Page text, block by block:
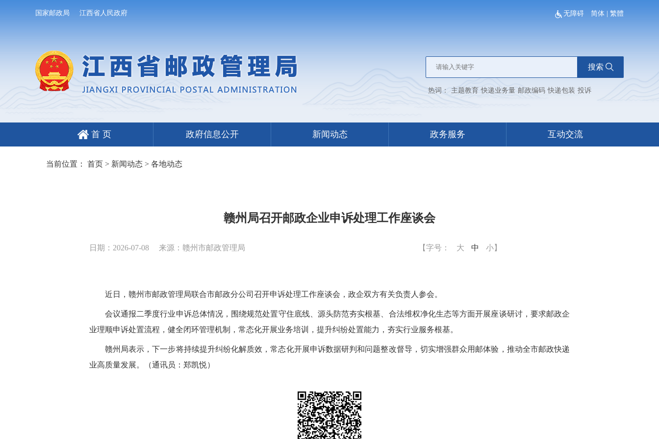
国家邮政局 江西省人民政府 无障碍 简体 繁體
搜索
热词： 主题教育 快递业务量 邮政编码 快递包装 投诉
首 页 政府信息公开 新闻动态 政务服务 互动交流
当前位置： 首页> 新闻动态> 各地动态
赣州局召开邮政企业申诉处理工作座谈会
日期：2026-07-08 来源：赣州市邮政管理局 【字号： 大 中 小】
近日，赣州市邮政管理局联合市邮政分公司召开申诉处理工作座谈会，政企双方有关负责人参会。
会议通报二季度行业申诉总体情况， 围绕规范处置守住底线、源头防范夯实根基、合法维权净化生态等方面开展座谈研讨，要求邮政企
业理顺申诉处置流程，健全闭环管理机制，常态化开展业务培训，提升纠纷处置能力，夯实行业服务根基。
赣州局表示，下一步将持续提升纠纷化解质效，常态化开展申诉数据研判和问题整改督导，切实增强群众用邮体验，推动全市邮政快递
业高质量发展。
（通讯员：郑凯悦）